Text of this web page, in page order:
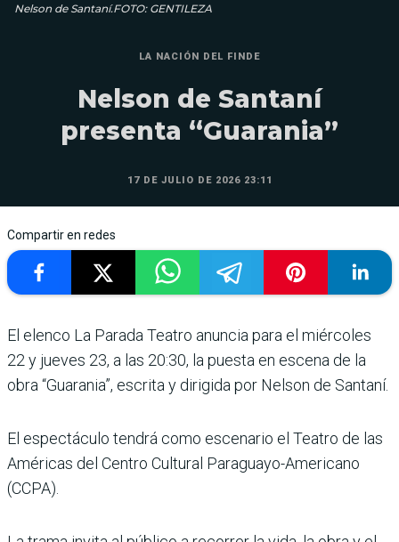
Nelson de Santaní.FOTO: GENTILEZA
LA NACIÓN DEL FINDE
Nelson de Santaní
presenta “Guarania”
17 DE JULIO DE 2026 23:11
Compartir en redes
El elenco La Parada Teatro anuncia para el miércoles
22 y jueves 23, a las 20:30, la puesta en escena de la
obra “Guarania”, escrita y diri­gida por Nelson de Santaní.
El espectáculo tendrá como escenario el Teatro de las
Américas del Centro Cultu­ral Paraguayo-Americano
(CCPA).